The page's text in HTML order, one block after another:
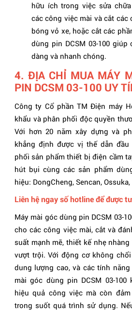
hữu ích trong việc sửa
các công việc mài và cắt các
bóng vỏ xe, hoặc cắt các
dùng pin DCSM 03-100
dàng và nhanh chóng.
4. ĐỊA CHỈ MUA MÁY
PIN DCSM 03-100 UY
Công ty Cổ phần TM Điện máy
khẩu và phân phối độc quyền
Với hơn 20 năm xây dựng và
khẳng định được vị thế dẫn
phối sản phẩm thiết bị điện cầm
hút bụi cùng các sản phẩm
hiệu: DongCheng, Sencan,
Liên hệ ngay số hotline để được
Máy mài góc dùng pin DCSM 03-
cho các công việc mài, cắt và
suất mạnh mẽ, thiết kế nhẹ
vượt trội. Với động cơ không
dung lượng cao, và các tính
mài góc dùng pin DCSM 03-
hiệu quả công việc mà còn
trong suốt quá trình sử dụng.